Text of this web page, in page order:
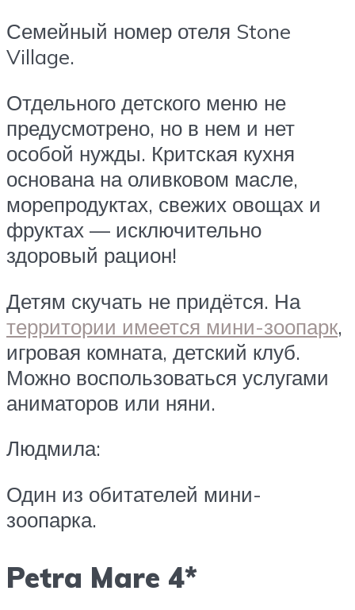
Семейный номер отеля Stone
Village.
Отдельного детского меню не
предусмотрено, но в нем и нет
особой нужды. Критская кухня
основана на оливковом масле,
морепродуктах, свежих овощах и
фруктах — исключительно
здоровый рацион!
Детям скучать не придётся. На
территории имеется мини-зоопарк,
игровая комната, детский клуб.
Можно воспользоваться услугами
аниматоров или няни.
Людмила:
Один из обитателей мини-
зоопарка.
Petra Mare 4*